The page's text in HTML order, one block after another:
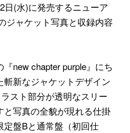
日(水)に発売するニューア
ジャケット写真と収録内容
new chapter purple』にち
新なジャケットデザイン
スト部分が透明なスリー
写真の全貌が現れる仕掛
定盤Bと通常盤（初回仕